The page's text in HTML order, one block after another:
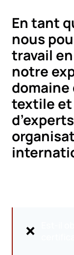
En tant
nous
travail
notre
textile et